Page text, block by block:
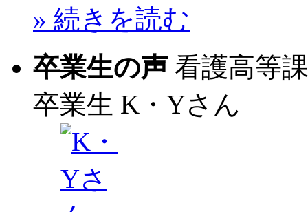
» 続きを読む
卒業生の声 看護高等
卒業生 K・Yさん